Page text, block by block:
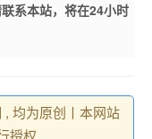
系本站，将在24小时
, 均为原创丨本网站